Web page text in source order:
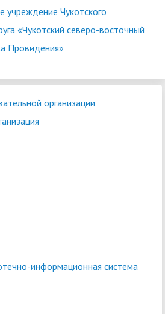
учреждение Чукотского
«Чукотский северо-восточный
Провидения»
организации
информационная система